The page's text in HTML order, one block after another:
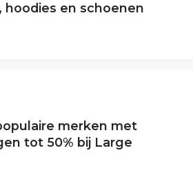
hoodies en schoenen
merken met
tot 50% bij Large